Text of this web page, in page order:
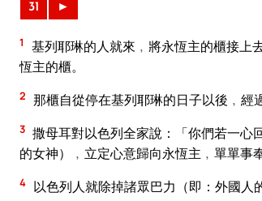
31 ►
1
基列耶琳的人就來﹐將永恆主的櫃接上
恆主的櫃。
2 那櫃自從停在基列耶琳的日子以後﹐經
3 撒母耳對以色列全家說：「你們若一心
的女神）﹐立定心意歸向永恆主﹐單單事
4 以色列人就除掉諸眾巴力（即：外國人